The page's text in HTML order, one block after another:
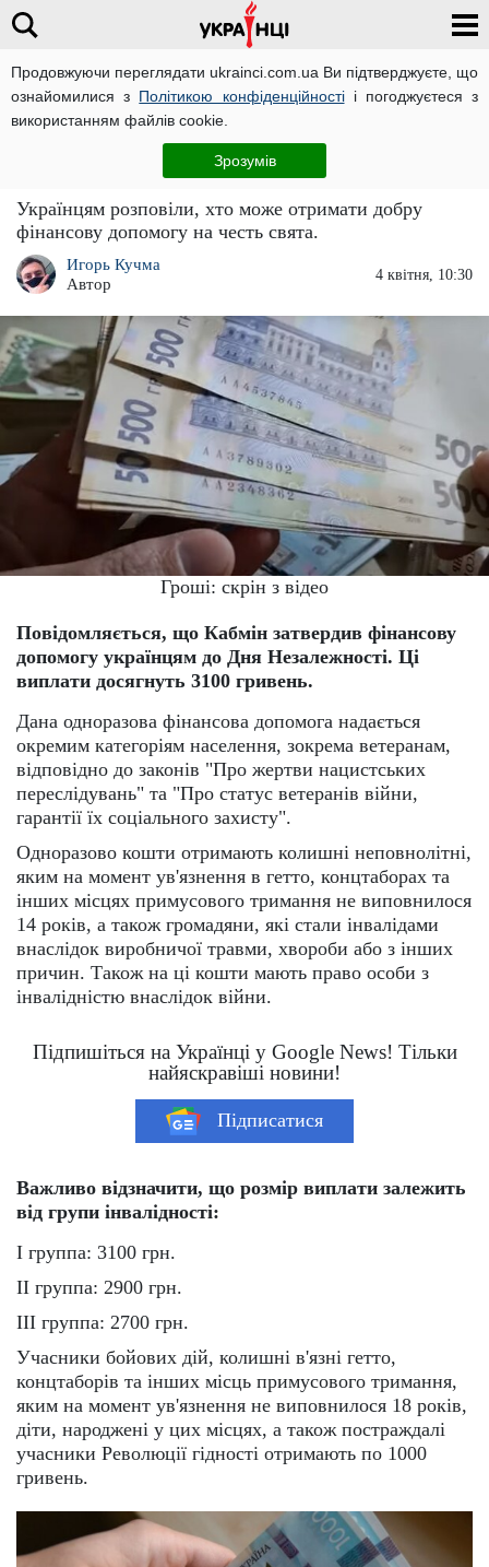
Продовжуючи переглядати ukrainci.com.ua Ви підтверджуєте, що
ознайомилися з Політикою конфіденційностіі погоджуєтеся з
використанням файлів cookie.
Зрозумів
Важливо
Видадуть понад 3000 гривень на свято: хто з
українців отримає таку допомогу
Українцям розповіли, хто може отримати добру
фінансову допомогу на честь свята.
Игорь Кучма
Автор
4 квітня, 10:30
Гроші: скрін з відео
Повідомляється, що Кабмін затвердив фінансову
допомогу українцям до Дня Незалежності. Ці
виплати досягнуть 3100 гривень.
Дана одноразова фінансова допомога надається
окремим категоріям населення, зокрема ветеранам,
відповідно до законів "Про жертви нацистських
переслідувань" та "Про статус ветеранів війни,
гарантії їх соціального захисту".
Одноразово кошти отримають колишні неповнолітні,
яким на момент ув'язнення в гетто, концтаборах та
інших місцях примусового тримання не виповнилося
14 років, а також громадяни, які стали інвалідами
внаслідок виробничої травми, хвороби або з інших
причин. Також на ці кошти мають право особи з
інвалідністю внаслідок війни.
Підпишіться на Українці у Google News! Тільки
найяскравіші новини!
Підписатися
Важливо відзначити, що розмір виплати залежить
від групи інвалідності:
I группа: 3100 грн.
II группа: 2900 грн.
III группа: 2700 грн.
Учасники бойових дій, колишні в'язні гетто,
концтаборів та інших місць примусового тримання,
яким на момент ув'язнення не виповнилося 18 років,
діти, народжені у цих місцях, а також постраждалі
учасники Революції гідності отримають по 1000
гривень.